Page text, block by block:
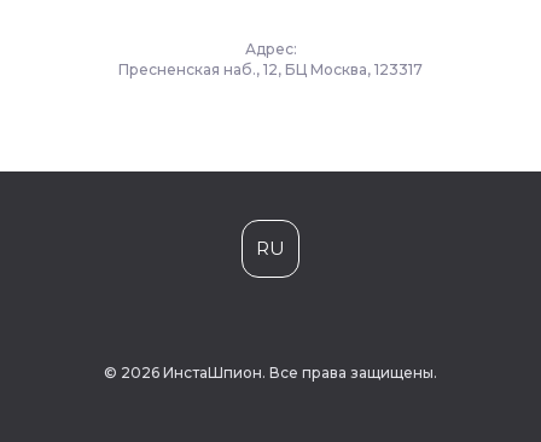
Адрес:
Пресненская наб., 12, БЦ Москва, 123317
RU
© 2026 ИнстаШпион. Все права защищены.